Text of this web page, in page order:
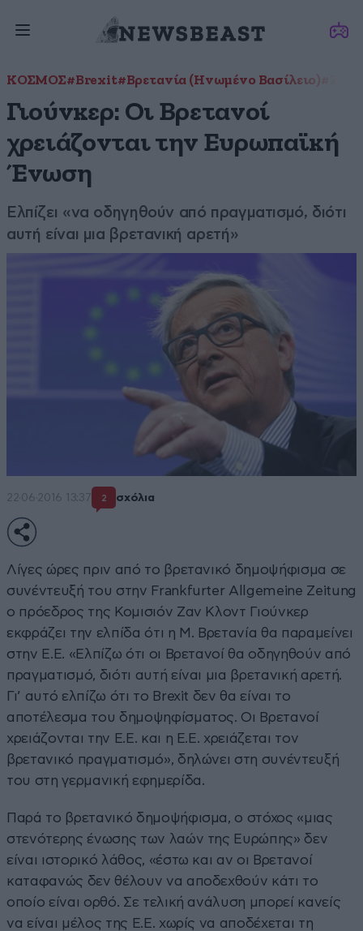
ΚΟΣΜΟΣ#Brexit#Βρετανία (Ηνωμένο Βασίλειο)
Γιούνκερ: Οι Βρετανοί
χρειάζονται την Ευρωπαϊκή
Ένωση
Ελπίζει «να οδηγηθούν από πραγματισμό, διότι
αυτή είναι μια βρετανική αρετή»
22·06·2016 13:37 2 σχόλια
Λίγες ώρες πριν από το βρετανικό δημοψήφισμα σε
συνέντευξή του στην Frankfurter Allgemeine Zeitung
ο πρόεδρος της Κομισιόν Ζαν Κλοντ Γιούνκερ
εκφράζει την ελπίδα ότι η Μ. Βρετανία θα παραμείνει
στην Ε.Ε. «Ελπίζω ότι οι Βρετανοί θα οδηγηθούν από
πραγματισμό, διότι αυτή είναι μια βρετανική αρετή.
Γι’ αυτό ελπίζω ότι το Brexit δεν θα είναι το
αποτέλεσμα του δημοψηφίσματος. Οι Βρετανοί
χρειάζονται την Ε.Ε. και η Ε.Ε. χρειάζεται τον
βρετανικό πραγματισμό», δηλώνει στη συνέντευξή
του στη γερμανική εφημερίδα.
Παρά το βρετανικό δημοψήφισμα, ο στόχος «μιας
στενότερης ένωσης των λαών της Ευρώπης» δεν
είναι ιστορικό λάθος, «έστω και αν οι Βρετανοί
καταφανώς δεν θέλουν να αποδεχθούν κάτι το
οποίο είναι ορθό. Σε τελική ανάλυση μπορεί κανείς
να είναι μέλος της Ε.Ε. χωρίς να αποδέχεται τη